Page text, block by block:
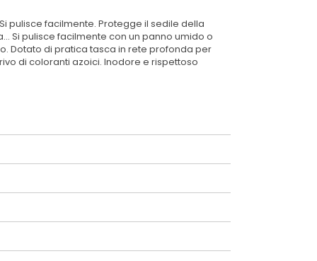
pulisce facilmente. Protegge il sedile della
Si pulisce facilmente con un panno umido o
Dotato di pratica tasca in rete profonda per
di coloranti azoici. Inodore e rispettoso